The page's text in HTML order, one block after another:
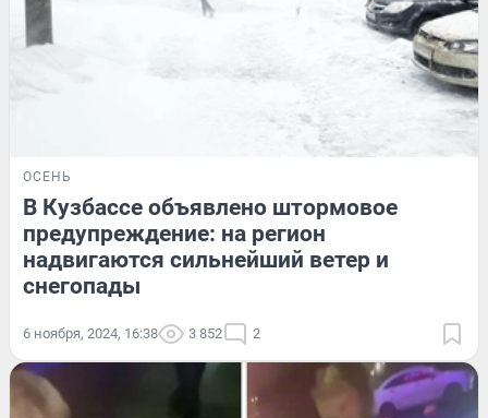
ОСЕНЬ
В Кузбассе объявлено штормовое
предупреждение: на регион
надвигаются сильнейший ветер и
снегопады
6 ноября, 2024, 16:38 3 852 2